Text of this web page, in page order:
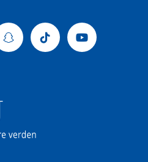
SnapchatTiktok Youtube